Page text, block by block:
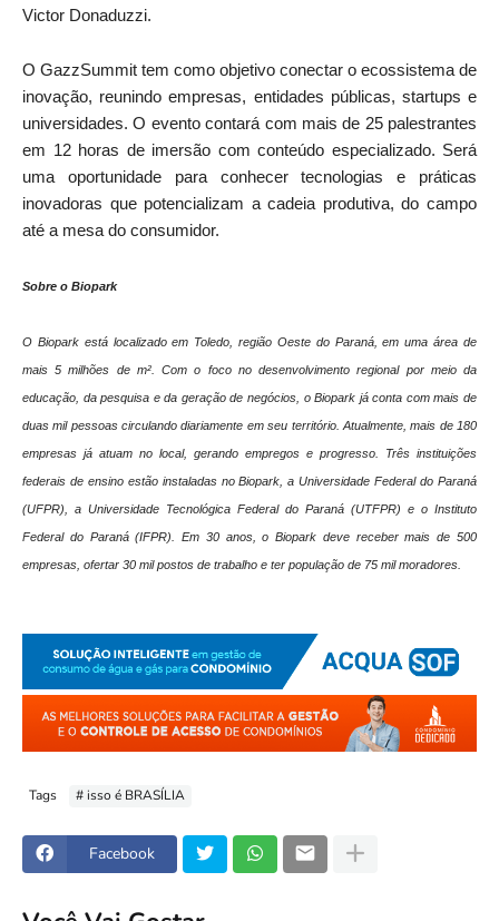
Victor Donaduzzi.
O GazzSummit tem como objetivo conectar o ecossistema de
inovação, reunindo empresas, entidades públicas, startups e
universidades. O evento contará com mais de 25 palestrantes
em 12 horas de imersão com conteúdo especializado. Será
uma oportunidade para conhecer tecnologias e práticas
inovadoras que potencializam a cadeia produtiva, do campo
até a mesa do consumidor.
Sobre o Biopark
O Biopark está localizado em Toledo, região Oeste do Paraná, em uma área de
mais 5 milhões de m². Com o foco no desenvolvimento regional por meio da
educação, da pesquisa e da geração de negócios, o Biopark já conta com mais de
duas mil pessoas circulando diariamente em seu território. Atualmente, mais de 180
empresas já atuam no local, gerando empregos e progresso. Três instituições
federais de ensino estão instaladas no Biopark, a Universidade Federal do Paraná
(UFPR), a Universidade Tecnológica Federal do Paraná (UTFPR) e o Instituto
Federal do Paraná (IFPR). Em 30 anos, o Biopark deve receber mais de 500
empresas, ofertar 30 mil postos de trabalho e ter população de 75 mil moradores.
Tags # isso é BRASÍLIA
Facebook